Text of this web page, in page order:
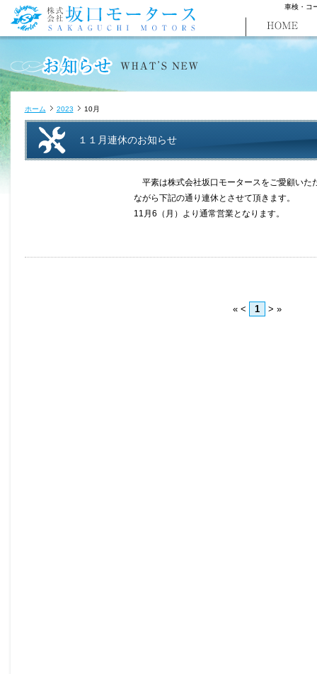
車検・コ
ホーム 2023 10月
１１月連休のお知らせ
平素は株式会社坂口モータースをご愛顧いた
ながら下記の通り連休とさせて頂き
11月6（月）より通常営業となります。
« < 1 > »